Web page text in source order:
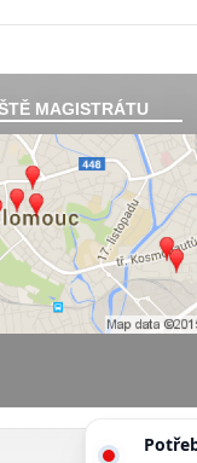
MAGISTRÁTU